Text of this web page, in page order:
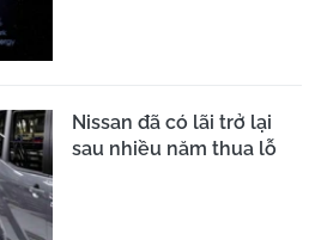
Nissan đã có lãi trở lại
sau nhiều năm thua lỗ